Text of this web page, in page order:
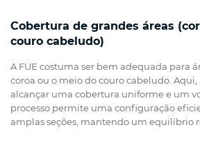
Cobertura de grandes áreas
couro cabeludo)
A FUE costuma ser bem adequada para
coroa ou o meio do couro cabeludo.
alcançar uma cobertura uniforme e um
processo permite uma configuração
amplas seções, mantendo um equilíbrio